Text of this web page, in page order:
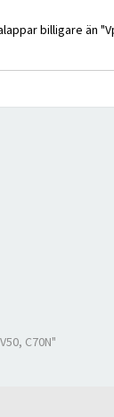
billigare än
C70N"